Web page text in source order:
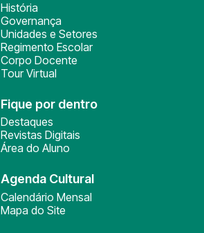
História
Governança
Unidades e Setores
Regimento Escolar
Corpo Docente
Tour Virtual
Fique por dentro
Destaques
Revistas Digitais
Área do Aluno
Agenda Cultural
Calendário Mensal
Mapa do Site